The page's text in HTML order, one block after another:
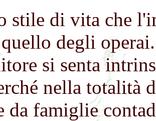
stile di vita che
degli
si senta
nella totalità
da famiglie